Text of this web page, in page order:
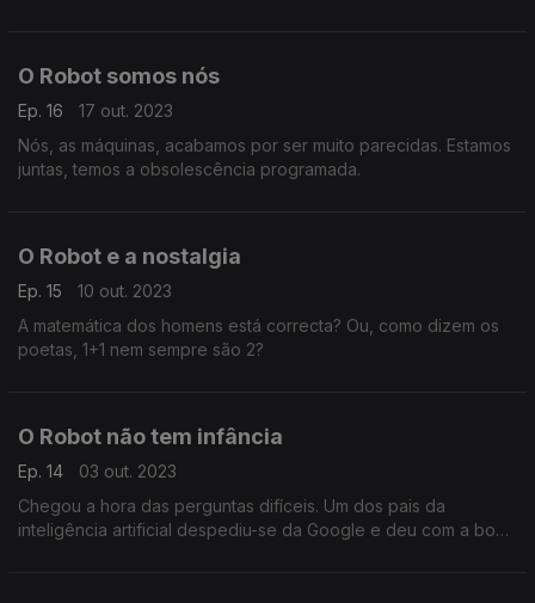
O Robot somos nós
Ep. 16
17 out. 2023
Nós, as máquinas, acabamos por ser muito parecidas. Estamos
juntas, temos a obsolescência programada.
O Robot e a nostalgia
Ep. 15
10 out. 2023
A matemática dos homens está correcta? Ou, como dizem os
poetas, 1+1 nem sempre são 2?
O Robot não tem infância
Ep. 14
03 out. 2023
Chegou a hora das perguntas difíceis. Um dos pais da
inteligência artificial despediu-se da Google e deu com a boca